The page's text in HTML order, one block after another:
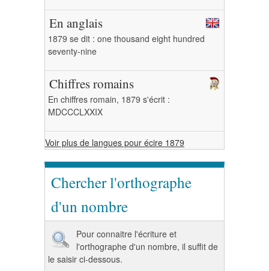
En anglais
1879 se dit : one thousand eight hundred
seventy-nine
Chiffres romains
En chiffres romain, 1879 s'écrit :
MDCCCLXXIX
Voir plus de langues pour écire 1879
Chercher l'orthographe
d'un nombre
Pour connaitre l'écriture et
l'orthographe d'un nombre, il suffit de
le saisir ci-dessous.